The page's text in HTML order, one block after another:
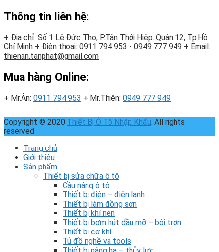
Thông tin liên hệ:
+ Địa chỉ: Số 1 Lê Đức Thọ, P.Tân Thới Hiệp, Quận 12, Tp.Hồ
Chí Minh + Điện thoại: 0911 794 953 - 0949 777 949 + Email:
thienan.tanphat@gmail.com
Mua hàng Online:
+ Mr.Ân: 0911 794 953 + Mr.Thiên: 0949 777 949
Copyright © 2020 Thiết Bị Ô Tô Nhập Khẩu. All rights
reserved
Trang chủ
Giới thiệu
Sản phẩm
Thiết bị sửa chữa ô tô
Cầu nâng ô tô
Thiết bị điện – điện lạnh
Thiết bị làm đồng sơn
Thiết bị khí nén
Thiết bị bơm hút dầu mỡ – bôi trơn
Thiết bị cơ khí
Tủ đồ nghề và tools